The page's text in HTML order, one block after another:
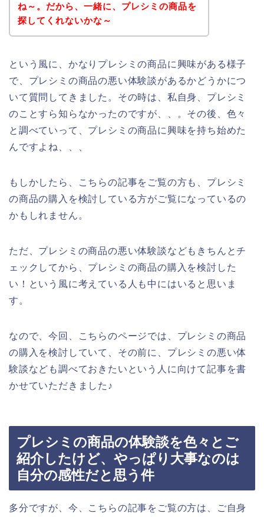
ね～。だから、一緒に、プレシミの商品を
探してくれないかな～
という風に、かなりプレシミの商品に興味がある様子
で、プレシミの商品の悪い体験談があるかどうかにつ
いて質問してきました。その時は、私自身、プレシミ
のことすら知らなかったのですが、、。その後、色々
と調べていって、プレシミの商品に興味を持ち始めた
んですよね、、、
もしかしたら、こちらの記事をご覧の方も、プレシミ
の商品の購入を検討している方がご覧になっているの
かもしれません。
ただ、プレシミの商品の悪い体験談などもきちんとチ
ェックしてから、プレシミの商品の購入を検討した
い！という風に考えている人も中にはいると思いま
す。
なので、今回、こちらのページでは、プレシミの商品
の購入を検討していて、その前に、プレシミの悪い体
験談なども調べておきたいという人に向けて記事を書
かせていただきました♪
プレシミの商品の体験談を色々とご
紹介したけど、やっぱり大事なのは
自分の感性だと思う件
多分ですが、今、こちらの記事をご覧の方は、ご自身